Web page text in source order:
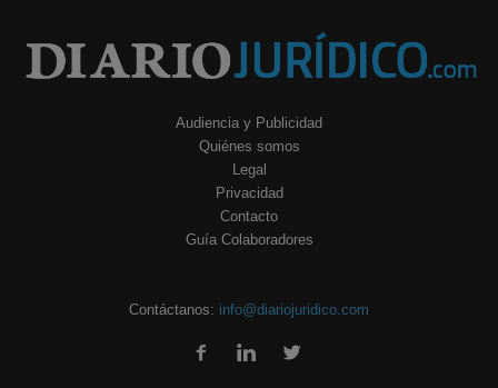
Audiencia y Publicidad
Quiénes somos
Legal
Privacidad
Contacto
Guía Colaboradores
Contáctanos: info@diariojuridico.com